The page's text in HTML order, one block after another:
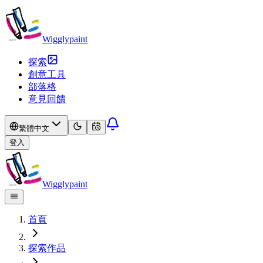
Wigglypaint
探索
創意工具
部落格
意見回饋
繁體中文
登入
Wigglypaint
首頁
探索作品